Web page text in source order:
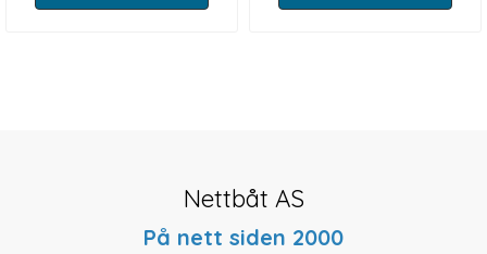
Nettbåt AS
På nett siden 2000